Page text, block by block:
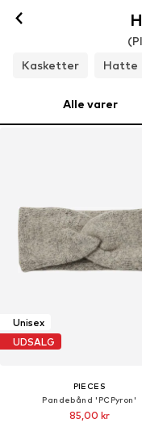
Kasketter
Hatte
Alle varer
Unisex
UDSALG
PIECES
Pandebånd 'PCPyron'
85,00 kr